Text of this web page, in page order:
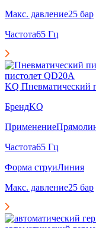
Макс. давление25 бар
Частота65 Гц
KQ Пневматический
БрендKQ
Применение
Частота65 Гц
Форма струиЛиния
Макс. давление25 бар